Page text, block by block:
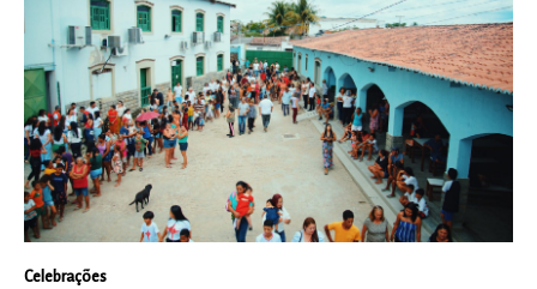
Celebrações